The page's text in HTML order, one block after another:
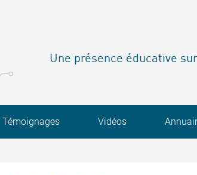
Une présence éducative
Témoignages Vidéos